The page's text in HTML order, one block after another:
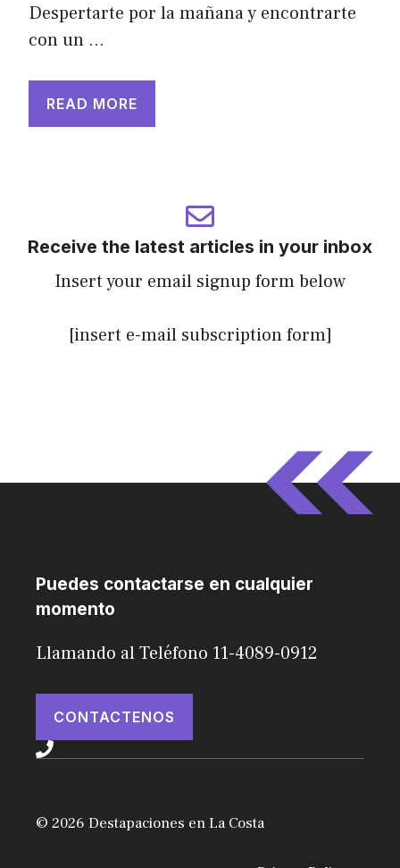
Despertarte por la mañana y encontrarte
con un …
READ MORE
Receive the latest articles in your inbox
Insert your email signup form below
[insert e-mail subscription form]
Puedes contactarse en cualquier
momento
Llamando al Teléfono 11-4089-0912
CONTACTENOS
© 2026 Destapaciones en La Costa